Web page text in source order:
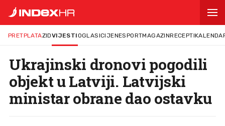
PRETPLATAZIDVIJESTIOGLASICIJENESPORTMAGAZINRECEPTI
Ukrajinski dronovi pogodili
objekt u Latviji. Latvijski
ministar obrane dao ostavku